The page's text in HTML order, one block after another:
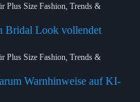
Plus Size Fashion, Trends &
Bridal Look vollendet
Plus Size Fashion, Trends &
Warnhinweise auf KI-